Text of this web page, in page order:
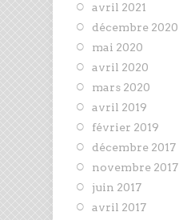
avril 2021
décembre 2020
mai 2020
avril 2020
mars 2020
avril 2019
février 2019
décembre 2017
novembre 2017
juin 2017
avril 2017